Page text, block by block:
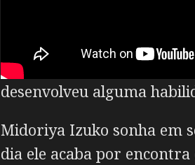
desenvolveu alguma
Midoriya Izuko sonha em
dia ele acaba por